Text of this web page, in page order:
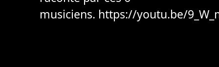
musiciens. https://youtu.be/